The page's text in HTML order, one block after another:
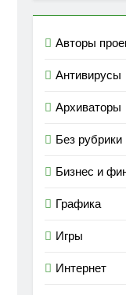
Авторы
Антивирусы
Архиваторы
Без рубрики
Бизнес и
Графика
Игры
Интернет